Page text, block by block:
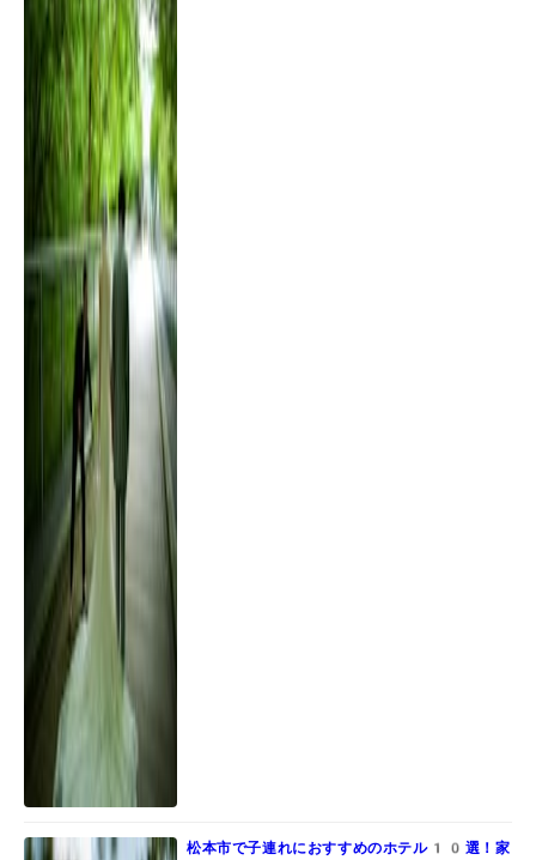
松本市で子連れにおすすめのホテル10選！家